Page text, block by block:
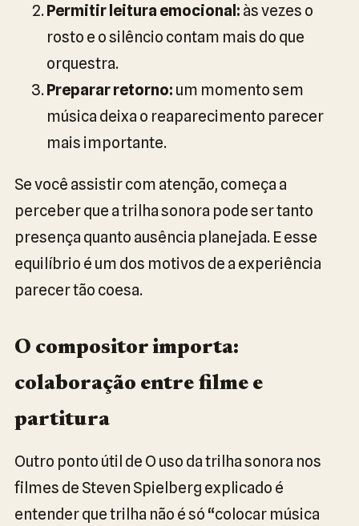
Permitir leitura emocional: às vezes o
rosto e o silêncio contam mais do que
orquestra.
Preparar retorno: um momento sem
música deixa o reaparecimento parecer
mais importante.
Se você assistir com atenção, começa a
perceber que a trilha sonora pode ser tanto
presença quanto ausência planejada. E esse
equilíbrio é um dos motivos de a experiência
parecer tão coesa.
O compositor importa:
colaboração entre filme e
partitura
Outro ponto útil de O uso da trilha sonora nos
filmes de Steven Spielberg explicado é
entender que trilha não é só “colocar música